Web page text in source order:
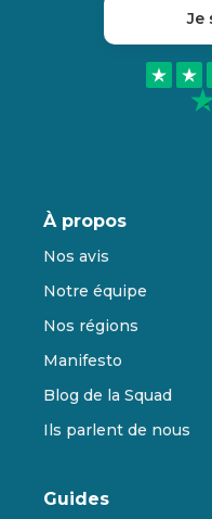
Je
À propos
Nos avis
Notre équipe
Nos régions
Manifesto
Blog de la Squad
Ils parlent de nous
Guides